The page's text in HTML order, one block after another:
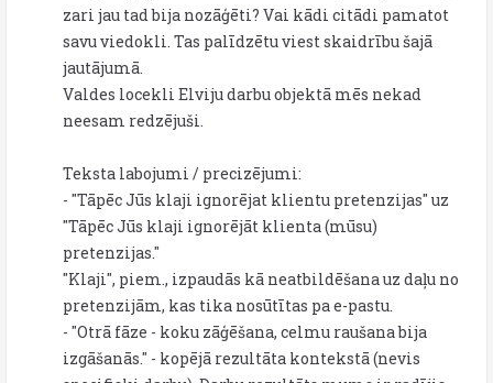
zari jau tad bija nozāģēti? Vai kādi citādi pamatot
savu viedokli. Tas palīdzētu viest skaidrību šajā
jautājumā.
Valdes locekli Elviju darbu objektā mēs nekad
neesam redzējuši.
Teksta labojumi / precizējumi:
- "Tāpēc Jūs klaji ignorējat klientu pretenzijas" uz
"Tāpēc Jūs klaji ignorējāt klienta (mūsu)
pretenzijas."
"Klaji", piem., izpaudās kā neatbildēšana uz daļu no
pretenzijām, kas tika nosūtītas pa e-pastu.
- "Otrā fāze - koku zāģēšana, celmu raušana bija
izgāšanās." - kopējā rezultāta kontekstā (nevis